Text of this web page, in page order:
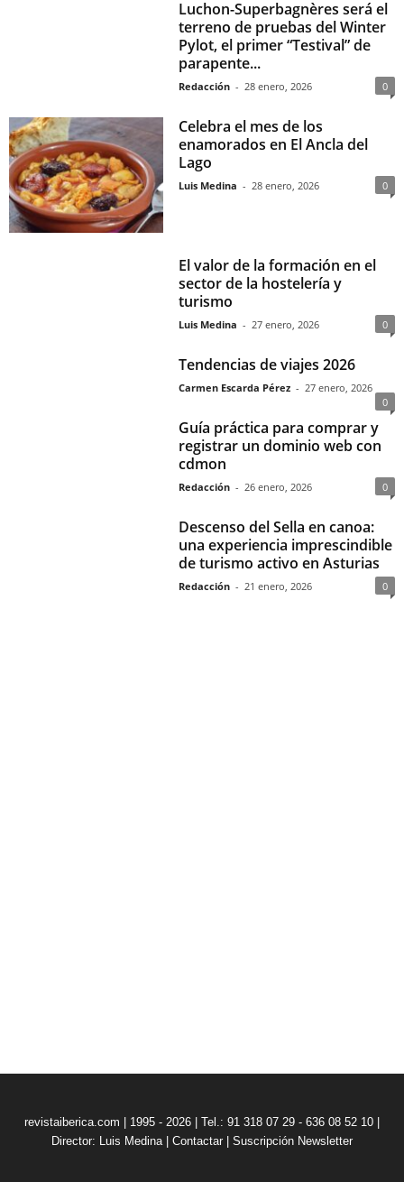
Luchon-Superbagnères será el
terreno de pruebas del Winter
Pylot, el primer “Testival” de
parapente...
Redacción - 28 enero, 2026 0
Celebra el mes de los
enamorados en El Ancla del
Lago
Luis Medina - 28 enero, 2026 0
El valor de la formación en el
sector de la hostelería y
turismo
Luis Medina - 27 enero, 2026 0
Tendencias de viajes 2026
Carmen Escarda Pérez - 27 enero, 2026
0
Guía práctica para comprar y
registrar un dominio web con
cdmon
Redacción - 26 enero, 2026 0
Descenso del Sella en canoa:
una experiencia imprescindible
de turismo activo en Asturias
Redacción - 21 enero, 2026 0
revistaiberica.com | 1995 - 2026 | Tel.: 91 318 07 29 - 636 08 52 10 |
Director: Luis Medina| Contactar Suscripción Newsletter